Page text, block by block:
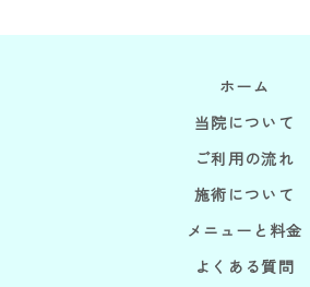
ホーム
当院について
ご利用の流れ
施術について
メニューと料金
よくある質問